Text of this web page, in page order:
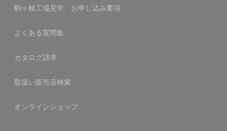
駒ヶ根工場見学 お申し込み要項
よくある質問集
カタログ請求
取扱い販売店検索
オンラインショップ